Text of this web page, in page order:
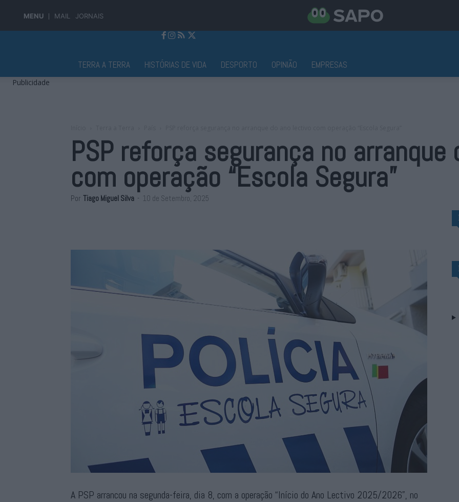
MENU MAIL JORNAIS
TERRA A TERRA HISTÓRIAS DE VIDA DESPORTO OPINIÃO EMPRESAS
Publicidade
PSP reforça segurança no
com operação “Escola Segura”
Por Tiago Miguel Silva - 10 de Setembro, 2025
A PSP arrancou na segunda-feira, dia 8, com a operação “Início do Ano Lectivo 2025/2026”, no